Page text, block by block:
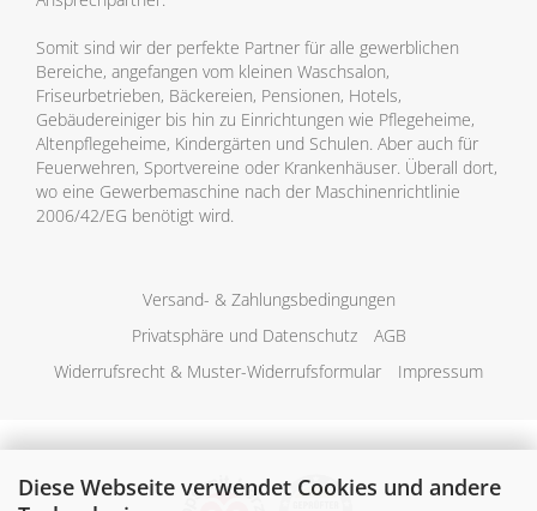
Diese Webseite verwendet Cookies und andere
Somit sind wir der perfekte Partner für alle gewerblichen
Bereiche, angefangen vom kleinen Waschsalon,
Friseurbetrieben, Bäckereien, Pensionen, Hotels,
Gebäudereiniger bis hin zu Einrichtungen wie Pflegeheime,
Altenpflegeheime, Kindergärten und Schulen. Aber auch für
Feuerwehren, Sportvereine oder Krankenhäuser. Überall dort,
wo eine Gewerbemaschine nach der Maschinenrichtlinie
2006/42/EG benötigt wird.
Versand- & Zahlungsbedingungen
Privatsphäre und Datenschutz
AGB
Widerrufsrecht & Muster-Widerrufsformular
Impressum